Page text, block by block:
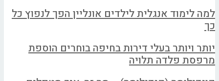
למה לימוד אנגלית לילדים אונליין הפך לנפוץ כל
כך
יותר ויותר בעלי דירות בחיפה בוחרים הוספת
מרפסת פלדה תלויה